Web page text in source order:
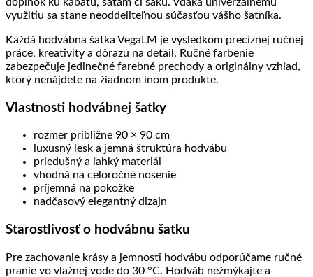
využitiu sa stane neoddeliteľnou súčasťou vášho šatníka.
Každá hodvábna šatka VegaLM je výsledkom precíznej ručnej
práce, kreativity a dôrazu na detail. Ručné farbenie
zabezpečuje jedinečné farebné prechody a originálny vzhľad,
ktorý nenájdete na žiadnom inom produkte.
Vlastnosti hodvábnej šatky
rozmer približne 90 × 90 cm
luxusný lesk a jemná štruktúra hodvábu
priedušný a ľahký materiál
vhodná na celoročné nosenie
príjemná na pokožke
nadčasový elegantný dizajn
Starostlivosť o hodvábnu šatku
Pre zachovanie krásy a jemnosti hodvábu odporúčame ručné
pranie vo vlažnej vode do 30 °C. Hodváb nežmýkajte a